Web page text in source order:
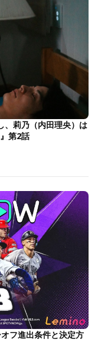
、莉乃（内田理央）は
第2話
フ進出条件と決定方